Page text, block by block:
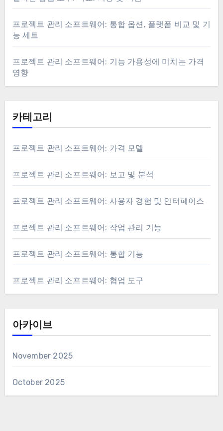
프로젝트 관리 소프트웨어: 통합 옵션, 플랫폼 비교 및 기
능 세트
프로젝트 관리 소프트웨어: 기능 가용성에 미치는 가격
영향
카테고리
프로젝트 관리 소프트웨어: 가격 모델
프로젝트 관리 소프트웨어: 보고 및 분석
프로젝트 관리 소프트웨어: 사용자 경험 및 인터페이스
프로젝트 관리 소프트웨어: 작업 관리 기능
프로젝트 관리 소프트웨어: 통합 기능
프로젝트 관리 소프트웨어: 협업 도구
아카이브
November 2025
October 2025